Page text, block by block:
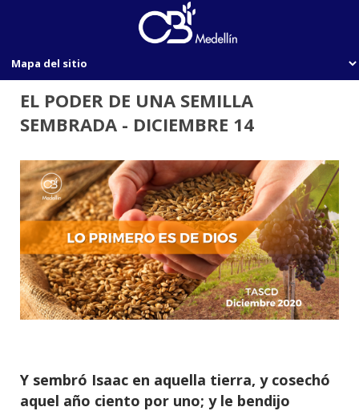
EL PODER DE UNA SEMILLA
SEMBRADA - DICIEMBRE 14
Y sembró Isaac en aquella tierra, y cosechó
aquel año ciento por uno; y le bendijo